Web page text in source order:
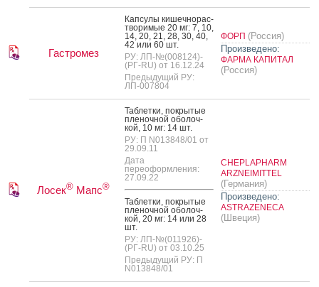
Гастромез
Кап­су­лы ки­шеч­но­рас­
тво­римые 20 мг: 7, 10,
14, 20, 21, 28, 30, 40,
42 или 60 шт.
РУ: ЛП-№(008124)-
(РГ-RU) от 16.12.24
Предыдущий РУ:
ЛП-007804
ФОРП (Россия)
Произведено:
ФАРМА КАПИТАЛ
(Россия)
Лосек® Мапс®
Таб­летки, пок­ры­тые
пле­ноч­ной обо­лоч­
кой, 10 мг: 14 шт.
РУ: П N013848/01 от
29.09.11
Дата
переоформления:
27.09.22
Таб­летки, пок­ры­тые
пле­ноч­ной обо­лоч­
кой, 20 мг: 14 или 28
шт.
РУ: ЛП-№(011926)-
(РГ-RU) от 03.10.25
Предыдущий РУ: П
N013848/01
CHEPLAPHARM
ARZNEIMITTEL
(Германия)
Произведено:
ASTRAZENECA
(Швеция)